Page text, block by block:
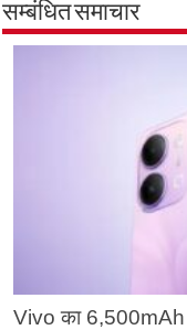
सम्बंधित समाचार
Vivo का 6,500mAh